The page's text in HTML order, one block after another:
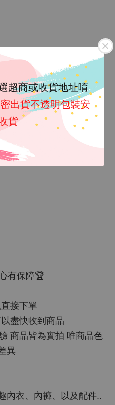
超商或收貨地址唷
出貨不透明包裝安
貨
有保障🏆
接下單
盡快收到商品
商品皆為實拍 唯商品色
異
內衣、內褲、以及配件..